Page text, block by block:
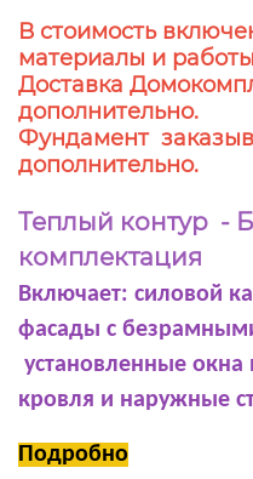
В стоимость
материалы и
Доставка
дополнительно.
Фундамент
дополнительно.
Теплый контур -
комплектация
Включает: силовой
фасады с
установленные
кровля и наружные
Подробно